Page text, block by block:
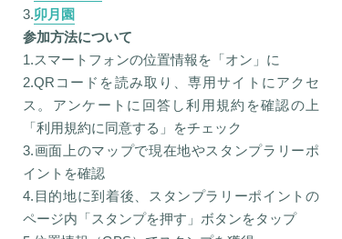
3.卯月園
参加方法について
1.スマートフォンの位置情報を「オン」に
2.QRコードを読み取り、専用サイトにアクセ
ス。アンケートに回答し利用規約を確認の上
「利用規約に同意する」をチェック
3.画面上のマップで現在地やスタンプラリーポ
イントを確認
4.目的地に到着後、スタンプラリーポイントの
ページ内「スタンプを押す」ボタンをタップ